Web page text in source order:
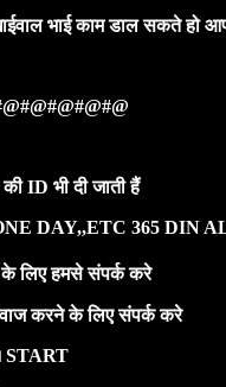
खाईवाल भाई काम डाल सकते हो
ID भी दी जाती हैं
DAY,,ETC 365 DIN
लिए हमसे संपर्क करे
करने के लिए संपर्क करे
START